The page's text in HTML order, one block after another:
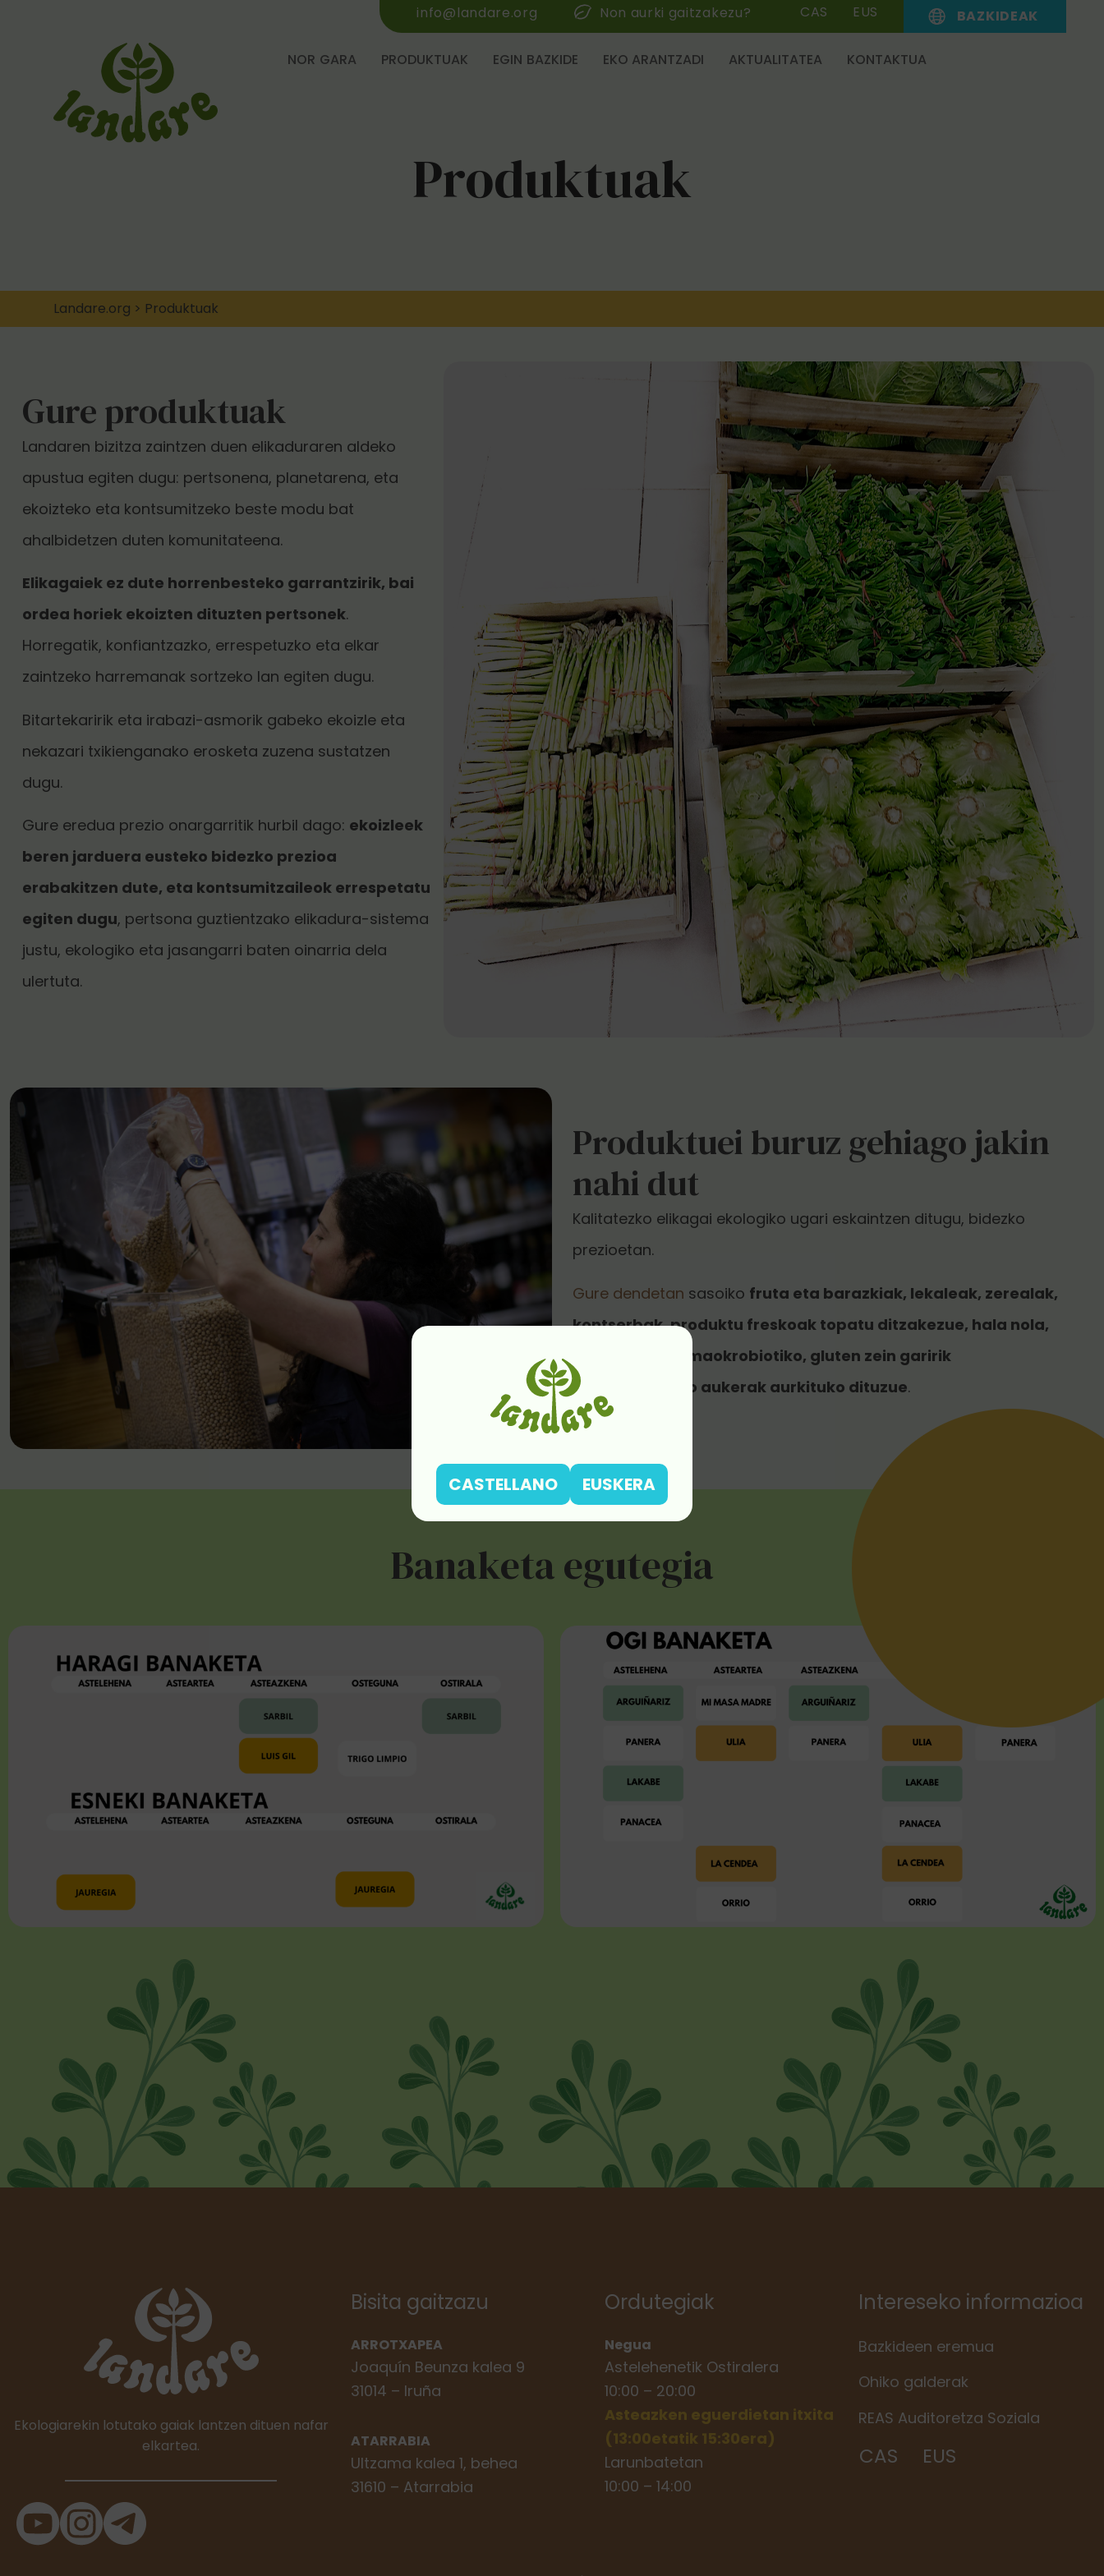
info@landare.org Non aurki gaitzakezu? CAS EUS BAZKIDEAK
NOR GARA PRODUKTUAK EGIN BAZKIDE EKO ARANTZADI AKTUALITATEA KONTAKTUA
Produktuak
Landare.org > Produktuak
Gure produktuak
Landaren bizitza zaintzen duen elikaduraren aldeko
apustua egiten dugu: pertsonena, planetarena, eta
ekoizteko eta kontsumitzeko beste modu bat
ahalbidetzen duten komunitateena.
Elikagaiek ez dute horrenbesteko garrantzirik, bai
ordea horiek ekoizten dituzten pertsonek.
Horregatik, konfiantzazko, errespetuzko eta elkar
zaintzeko harremanak sortzeko lan egiten dugu.
Bitartekaririk eta irabazi-asmorik gabeko ekoizle eta
nekazari txikienganako erosketa zuzena sustatzen
dugu.
Gure eredua prezio onargarritik hurbil dago: ekoizleek
beren jarduera eusteko bidezko prezioa
erabakitzen dute, eta kontsumitzaileok errespetatu
egiten dugu, pertsona guztientzako elikadura-sistema
justu, ekologiko eta jasangarri baten oinarria dela
ulertuta.
Produktuei buruz gehiago jakin
nahi dut
Kalitatezko elikagai ekologiko ugari eskaintzen ditugu, bidezko
prezioetan.
Gure dendetan sasoiko fruta eta barazkiak, lekaleak, zerealak,
kontserbak, produktu freskoak topatu ditzakezue, hala nola,
dieta begano, maokrobiotiko, gluten zein garirik
gabekoentzako aukerak aurkituko dituzue.
Banaketa egutegia
Ekologiarekin lotutako gaiak lantzen dituen nafar
elkartea.
Bisita gaitzazu
ARROTXAPEA
Joaquín Beunza kalea 9
31014 – Iruña
ATARRABIA
Ultzama kalea 1, behea
31610 – Atarrabia
Ordutegiak
Negua
Astelehenetik Ostiralera
10:00 – 20:00
Asteazken eguerdietan itxita
(13:00etatik 15:30era)
Larunbatetan
10:00 – 14:00
Intereseko informazioa
Bazkideen eremua
Ohiko galderak
REAS Auditoretza Soziala
CAS EUS
CASTELLANO EUSKERA